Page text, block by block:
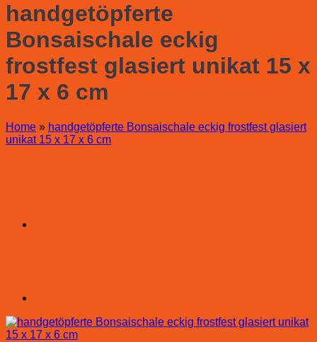
handgetöpferte
Bonsaischale eckig
frostfest glasiert unikat 15 x
17 x 6 cm
Home » handgetöpferte Bonsaischale eckig frostfest glasiert
unikat 15 x 17 x 6 cm